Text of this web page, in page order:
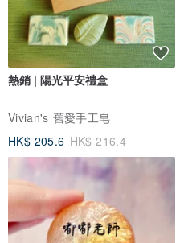
熱銷 | 陽光平安禮盒
Vivian's 舊愛手工皂
HK$ 205.6 HK$ 216.4